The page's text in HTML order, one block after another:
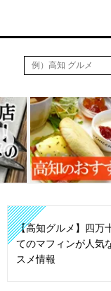
【高知グルメ】四万
てのマフィンが人気
スメ情報